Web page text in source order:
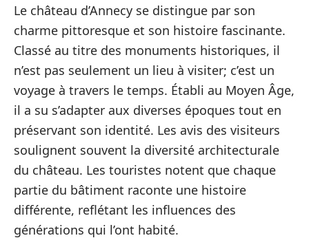
Le château d’Annecy se distingue par son
charme pittoresque et son histoire fascinante.
Classé au titre des monuments historiques, il
n’est pas seulement un lieu à visiter; c’est un
voyage à travers le temps. Établi au Moyen Âge,
il a su s’adapter aux diverses époques tout en
préservant son identité. Les avis des visiteurs
soulignent souvent la diversité architecturale
du château. Les touristes notent que chaque
partie du bâtiment raconte une histoire
différente, reflétant les influences des
générations qui l’ont habité.